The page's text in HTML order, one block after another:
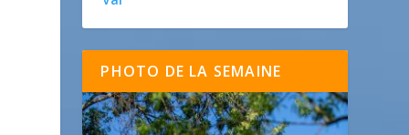
PHOTO DE LA SEMAINE